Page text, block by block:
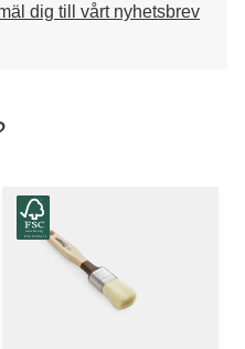
dig till vårt nyhetsbrev